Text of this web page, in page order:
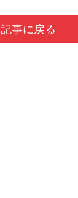
記事に戻る